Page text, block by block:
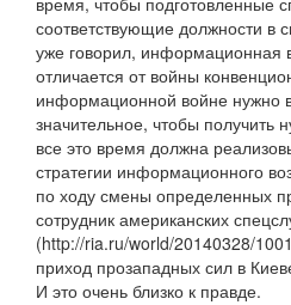
соответствующие должности в
уже говорил, информационная
отличается от войны
информационной войне нужно
значительное, чтобы получить
все это время должна
стратегии информационного
по ходу смены определенных
сотрудник американских
(http://ria.ru/world/20140328/
приход прозападных сил в
И это очень близко к правде.